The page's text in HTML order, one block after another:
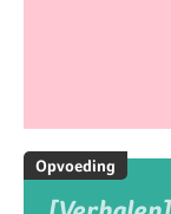
Opvoeding